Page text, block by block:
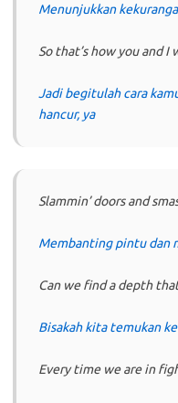
Menunjukkan
So that’s how you and
Jadi begitulah cara
hancur, ya
Slammin’ doors and
Membanting pintu dan
Can we find a depth
Bisakah kita temukan
Every time we are in